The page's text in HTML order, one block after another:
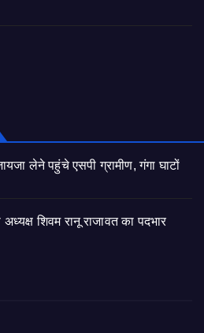
लेने पहुंचे एसपी ग्रामीण, गंगा घाटों
शिवम रानू राजावत का पदभार